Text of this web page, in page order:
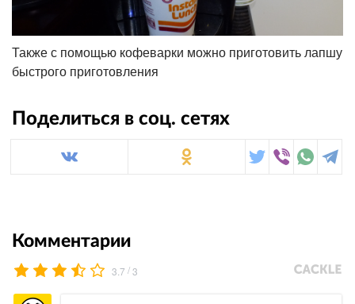
Также с помощью кофеварки можно приготовить лапшу
быстрого приготовления
Поделиться в соц. сетях
Комментарии
3.7 /3